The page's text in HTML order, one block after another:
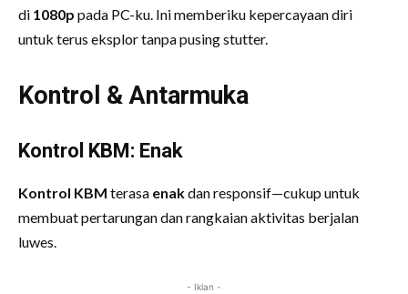
di 1080p pada PC-ku. Ini memberiku kepercayaan diri
untuk terus eksplor tanpa pusing stutter.
Kontrol & Antarmuka
Kontrol KBM: Enak
Kontrol KBM terasa enakdan responsif—cukup untuk
membuat pertarungan dan rangkaian aktivitas berjalan
luwes.
- Iklan -